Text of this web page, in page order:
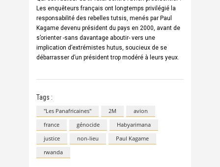
Les enquêteurs français ont longtemps privilégié la
responsabilité des rebelles tutsis, menés par Paul
Kagame devenu président du pays en 2000, avant de
s’orienter -sans davantage aboutir- vers une
implication d’extrémistes hutus, soucieux de se
débarrasser d’un président trop modéré à leurs yeux.
Tags :
"Les Panafricaines" 2M
avion
france
génocide
Habyarimana
justice
non-lieu
Paul Kagame
rwanda